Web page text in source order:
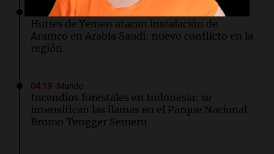
04:37 Mundo
Hutíes de Yemen atacan instalación de
Aramco en Arabia Saudí: nuevo conflicto en la
región
04:19 Mundo
Incendios forestales en Indonesia: se
intensifican las llamas en el Parque Nacional
Bromo Tengger Semeru